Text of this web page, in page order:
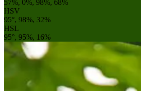
57%, 0%, 98%, 68%
HSV
95°, 98%, 32%
HSL
95°, 95%, 16%